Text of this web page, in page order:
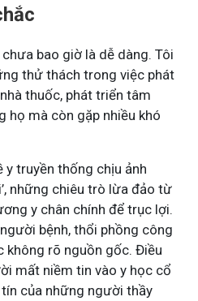
bao giờ là dễ dàng. Tôi
thử thách trong việc phát
thuốc, phát triển tâm
họ mà còn gặp nhiều khó
y truyền thống chịu ảnh
những chiêu trò lừa đảo từ
y chân chính để trục lợi.
bệnh, thổi phồng công
không rõ nguồn gốc. Điều
mất niềm tin vào y học cổ
của những người thầy